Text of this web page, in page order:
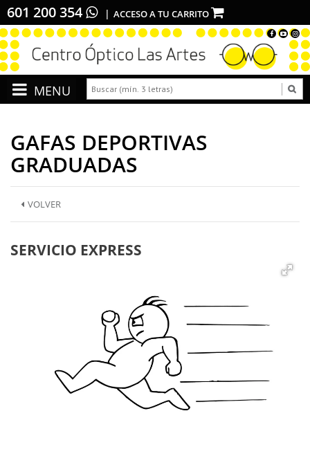
601 200 354 ACCESO A TU CARRITO
GAFAS DEPORTIVAS
GRADUADAS
VOLVER
SERVICIO EXPRESS